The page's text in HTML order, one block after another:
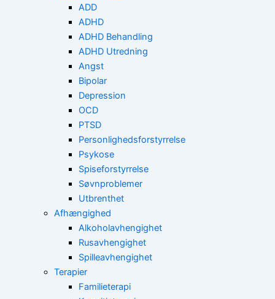
ADD
ADHD
ADHD Behandling
ADHD Utredning
Angst
Bipolar
Depression
OCD
PTSD
Personlighedsforstyrrelse
Psykose
Spiseforstyrrelse
Søvnproblemer
Utbrenthet
Afhængighed
Alkoholavhengighet
Rusavhengighet
Spilleavhengighet
Terapier
Familieterapi